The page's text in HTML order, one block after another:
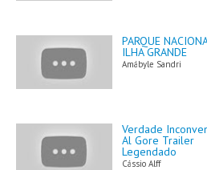
PARQUE
ILHA GRANDE
Amábyle Sandri
Verdade
Al Gore Trailer
Legendado
Cássio Alff